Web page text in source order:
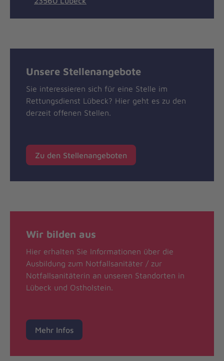
Unsere Stellenangebote
Sie interessieren sich für eine Stelle im
Rettungsdienst Lübeck? Hier geht es zu den
derzeit offenen Stellen.
Zu den Stellenangeboten
Wir bilden aus
Hier erhalten Sie Informationen über die
Ausbildung zum Notfallsanitäter / zur
Notfallsanitäterin an unseren Standorten in
Lübeck und Ostholstein.
Mehr Infos